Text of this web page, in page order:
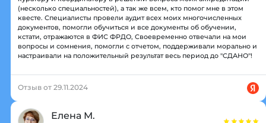
(несколько специальностей), а так же всем, кто помог мне в этом
квесте. Специалисты провели аудит всех моих многочисленных
документов, помогли обучиться и все документы об обучении,
кстати, отражаются в ФИС ФРДО, Своевременно отвечали на мои
вопросы и сомнения, помогли с отчетом, поддерживали морально и
настраивали на положительный результат весь период до "СДАНО"!
Отзыв от 29.11.2024
Елена М.